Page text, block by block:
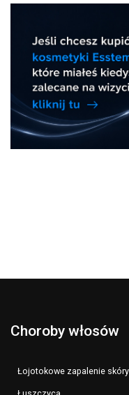
Choroby włosów
Łojotokowe zapalenie skóry